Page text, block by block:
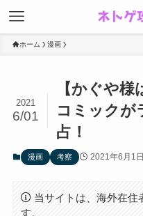
ホーム 漫画
【かぐや
コミックが
占！
2021
6/01
漫画 考察 2021年6月1日
当サイトは、海外在住
す。